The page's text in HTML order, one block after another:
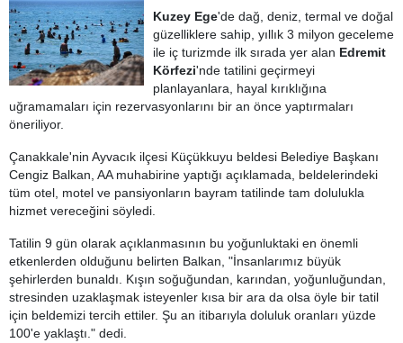
Kuzey Ege'de dağ, deniz, termal ve doğal
güzelliklere sahip, yıllık 3 milyon geceleme
ile iç turizmde ilk sırada yer alan Edremit
Körfezi'nde tatilini geçirmeyi
planlayanlara, hayal kırıklığına
uğramamaları için rezervasyonlarını bir an önce yaptırmaları
öneriliyor.
Çanakkale'nin Ayvacık ilçesi Küçükkuyu beldesi Belediye Başkanı
Cengiz Balkan, AA muhabirine yaptığı açıklamada, beldelerindeki
tüm otel, motel ve pansiyonların bayram tatilinde tam dolulukla
hizmet vereceğini söyledi.
Tatilin 9 gün olarak açıklanmasının bu yoğunluktaki en önemli
etkenlerden olduğunu belirten Balkan, "İnsanlarımız büyük
şehirlerden bunaldı. Kışın soğuğundan, karından, yoğunluğundan,
stresinden uzaklaşmak isteyenler kısa bir ara da olsa öyle bir tatil
için beldemizi tercih ettiler. Şu an itibarıyla doluluk oranları yüzde
100'e yaklaştı." dedi.